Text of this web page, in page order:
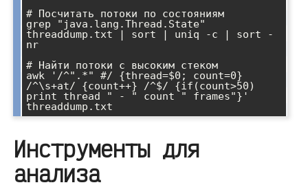
# Посчитать потоки по состояниям
grep "java.lang.Thread.State"
threaddump.txt | sort | uniq -c | sort -
nr
# Найти потоки с высоким стеком
awk '/^".*" #/ {thread=$0; count=0}
/^\s+at/ {count++} /^$/ {if(count>50)
print thread " - " count " frames"}'
Инструменты для
анализа